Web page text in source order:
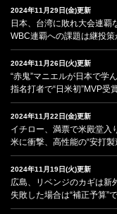
2024年11月29日(金)更新
日本、台湾に敗れ大会連覇
WBC連覇への課題は継投策
2024年11月26日(火)更新
“赤鬼”マニエルが日本で学
指名打者で“日米初”MVP受
2024年11月22日(金)更新
イチロー、満票で米殿堂入
米に衝撃、高性能の“安打製
2024年11月19日(火)更新
広島、リベンジのカギは新
失敗した場合は“補正予算”